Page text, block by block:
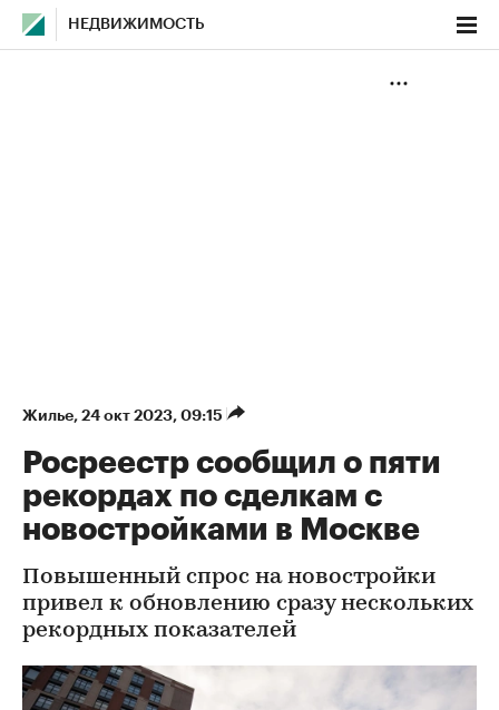
НЕДВИЖИМОСТЬ
Жилье⁠, 24 окт 2023, 09:15
Росреестр сообщил о пяти
рекордах по сделкам с
новостройками в Москве
Повышенный спрос на новостройки
привел к обновлению сразу нескольких
рекордных показателей